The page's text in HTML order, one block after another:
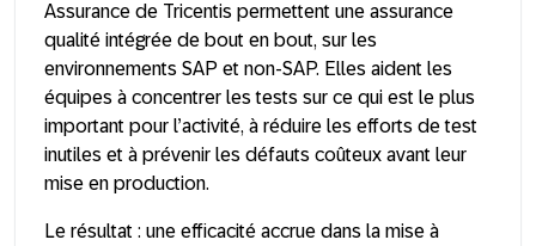
Assurance de Tricentis permettent une assurance
qualité intégrée de bout en bout, sur les
environnements SAP et non‑SAP. Elles aident les
équipes à concentrer les tests sur ce qui est le plus
important pour l’activité, à réduire les efforts de test
inutiles et à prévenir les défauts coûteux avant leur
mise en production.
Le résultat : une efficacité accrue dans la mise à